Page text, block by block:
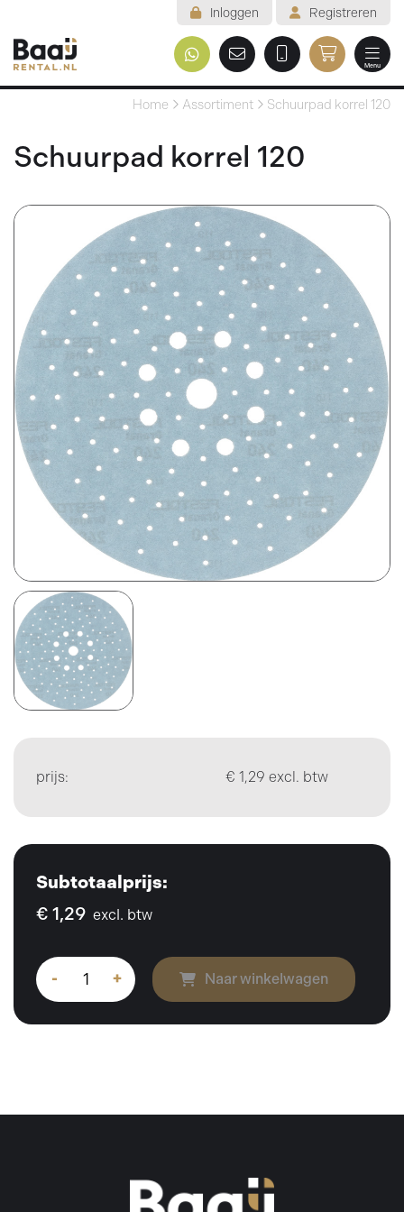
Welkom
Voorwaarden
Contact
Mijn reservering
Prijsweergave
incl. btw excl. btw
Inloggen Registreren
Menu
Home Assortiment Schuurpad korrel 120
Schuurpad korrel 120
prijs: € 1,29 excl. btw
Subtotaalprijs:
€ 1,29 excl. btw
- + Naar winkelwagen